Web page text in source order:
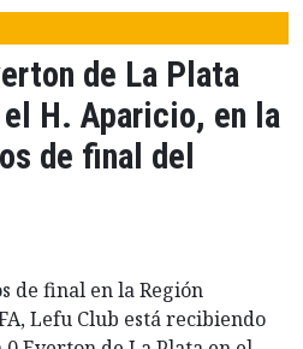
de La Plata
H. Aparicio, en la
de final del
de final en la Región
Lefu Club está recibiendo